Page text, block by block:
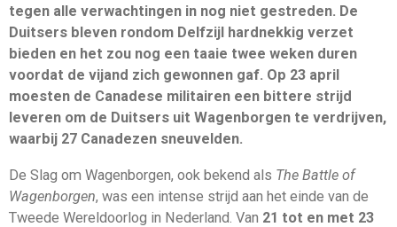
tegen alle verwachtingen in nog niet gestreden. De
Duitsers bleven rondom Delfzijl hardnekkig verzet
bieden en het zou nog een taaie twee weken duren
voordat de vijand zich gewonnen gaf. Op 23 april
moesten de Canadese militairen een bittere strijd
leveren om de Duitsers uit Wagenborgen te verdrijven,
waarbij 27 Canadezen sneuvelden.
De Slag om Wagenborgen, ook bekend als The Battle of
Wagenborgen, was een intense strijd aan het einde van de
Tweede Wereldoorlog in Nederland. Van 21 tot en met 23